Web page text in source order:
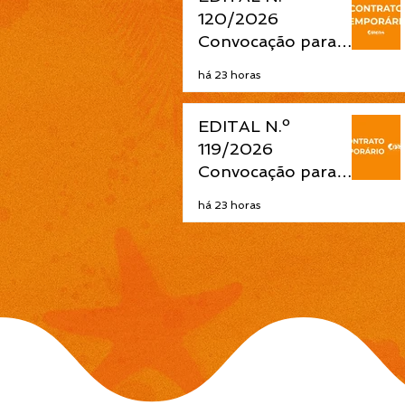
120/2026
Convocação para
Educação Infantil é
publicada pela
Prefeitura de
Cidreira
há 23 horas
EDITAL N.º
119/2026
Convocação para
Fundamental 1ª a 4ª
Séries é publicada
pela Prefeitura de
Cidreira
há 23 horas